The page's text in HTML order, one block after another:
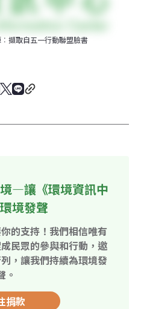
擷取自五一行動聯盟臉書
—讓《環境資訊中
境發聲
的支持！我們相信唯有
民眾的參與和行動，邀
，讓我們持續為環境發
。
捐款